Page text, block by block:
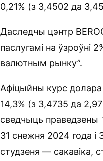
0,21% (з 3,4502 да
Даследчы цэнтр
паслугамі на ўзроўні
валютным рынку”.
Афіцыйны курс долара
14,3% (з 3,4735 да
сведчыць праведзены
31 снежня 2024 года і
студзеня — сакавіка,